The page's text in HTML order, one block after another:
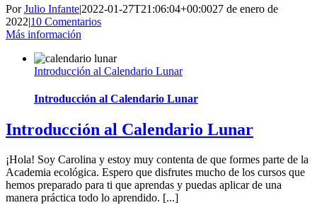
PorJulio Infante|2022-01-27T21:06:04+00:0027 de enero de
2022|10 Comentarios
Más información
Introducción al Calendario Lunar
Introducción al Calendario Lunar
Introducción al Calendario Lunar
¡Hola! Soy Carolina y estoy muy contenta de que formes parte de la
Academia ecológica. Espero que disfrutes mucho de los cursos que
hemos preparado para ti que aprendas y puedas aplicar de una
manera práctica todo lo aprendido. [...]